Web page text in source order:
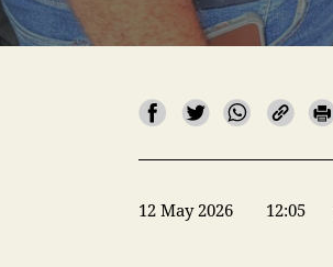
12 May 2026 12:05